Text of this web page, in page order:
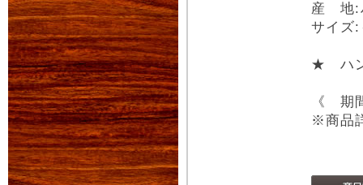
産 地:
サイ
★ ハ
《 期
※商品